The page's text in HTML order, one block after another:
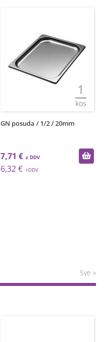
1
kos
GN posuda / 1/2 / 20mm
7,71 €
6,32 €
Sve »